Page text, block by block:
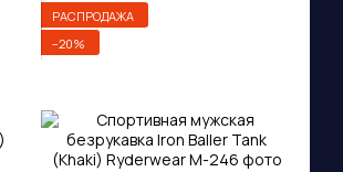
РАСПРОДАЖА
−20%